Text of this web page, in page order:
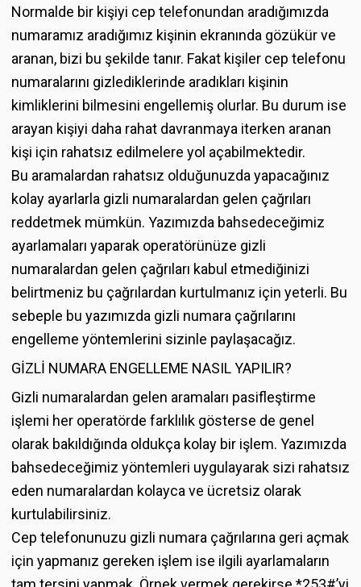
Normalde bir kişiyi cep telefonundan aradığımızda
numaramız aradığımız kişinin ekranında gözükür ve
aranan, bizi bu şekilde tanır. Fakat kişiler cep telefonu
numaralarını gizlediklerinde aradıkları kişinin
kimliklerini bilmesini engellemiş olurlar. Bu durum ise
arayan kişiyi daha rahat davranmaya iterken aranan
kişi için rahatsız edilmelere yol açabilmektedir.
Bu aramalardan rahatsız olduğunuzda yapacağınız
kolay ayarlarla gizli numaralardan gelen çağrıları
reddetmek mümkün. Yazımızda bahsedeceğimiz
ayarlamaları yaparak operatörünüze gizli
numaralardan gelen çağrıları kabul etmediğinizi
belirtmeniz bu çağrılardan kurtulmanız için yeterli. Bu
sebeple bu yazımızda gizli numara çağrılarını
engelleme yöntemlerini sizinle paylaşacağız.
GİZLİ NUMARA ENGELLEME NASIL YAPILIR?
Gizli numaralardan gelen aramaları pasifleştirme
işlemi her operatörde farklılık gösterse de genel
olarak bakıldığında oldukça kolay bir işlem. Yazımızda
bahsedeceğimiz yöntemleri uygulayarak sizi rahatsız
eden numaralardan kolayca ve ücretsiz olarak
kurtulabilirsiniz.
Cep telefonunuzu gizli numara çağrılarına geri açmak
için yapmanız gereken işlem ise ilgili ayarlamaların